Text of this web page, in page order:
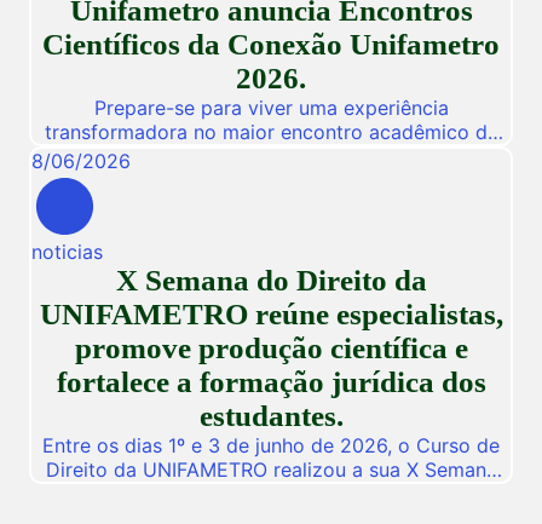
egressos e público interessado. […]
Unifametro anuncia Encontros
Científicos da Conexão Unifametro
2026.
Prepare-se para viver uma experiência
transformadora no maior encontro acadêmico da
nossa instituição! De 03 a 05 de Novembro de
2026, a Unifametro abre suas portas para a
Conexão Unifametro 2026, um evento presencial
dedicado a fomentar a inovação, a troca de
vivências profissionais e a disseminação de
descobertas científicas. Com o propósito central
de […]
8/06/2026
noticias
X Semana do Direito da
UNIFAMETRO reúne especialistas,
promove produção científica e
fortalece a formação jurídica dos
estudantes.
Entre os dias 1º e 3 de junho de 2026, o Curso de
Direito da UNIFAMETRO realizou a sua X Semana